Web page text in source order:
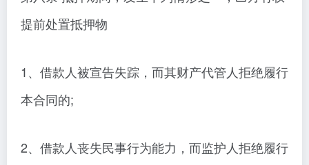
提前处置抵押物
1、借款人被宣告失踪，而其财产代管人拒绝履行
本合同的;
2、借款人丧失民事行为能力，而监护人拒绝履行